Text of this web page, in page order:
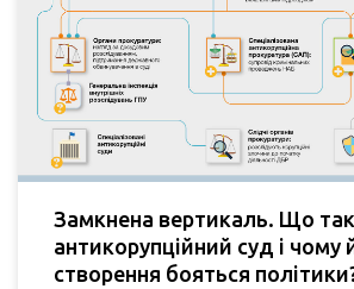
Замкнена вертикаль. Що
антикорупційний суд і чому
створення бояться